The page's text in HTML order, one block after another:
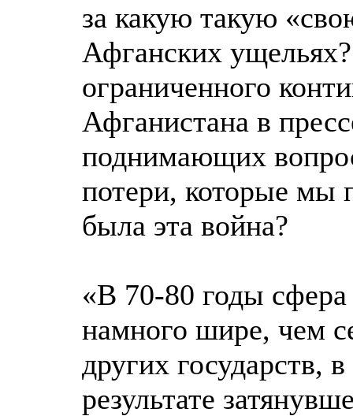
за какую такую
Афганских
ограниченного
Афганистана в
поднимающих
потери, которые мы
была эта война?
«В 70-80 годы сфера
намного шире, чем
других государств,
результате